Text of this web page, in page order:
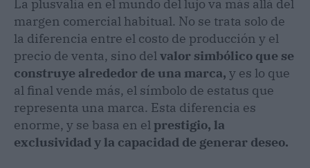
La plusvalía en el mundo del lujo va más allá del
margen comercial habitual. No se trata solo de
la diferencia entre el costo de producción y el
precio de venta, sino delvalor simbólico que se
construye alrededor de una marca, y es lo que
al final vende más, el símbolo de estatus que
representa una marca. Esta diferencia es
enorme, y se basa en elprestigio, la
exclusividad y la capacidad de generar deseo.